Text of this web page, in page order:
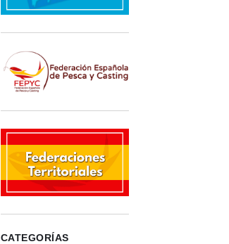
CATEGORÍAS